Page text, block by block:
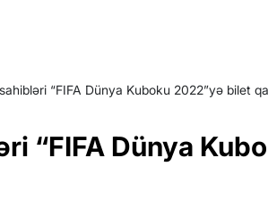
“FIFA Dünya Kuboku 2022”yə bilet
“FIFA Dünya